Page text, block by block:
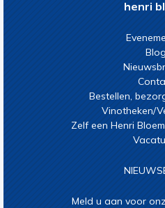
henri
Blog
Bestellen,
Vinotheken/
Zelf een Henri
Meld u aan voor